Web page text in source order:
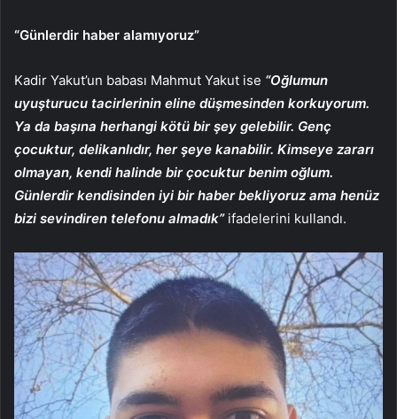
“Günlerdir haber alamıyoruz”
Kadir Yakut’un babası Mahmut Yakut ise “Oğlumun
uyuşturucu tacirlerinin eline düşmesinden korkuyorum.
Ya da başına herhangi kötü bir şey gelebilir. Genç
çocuktur, delikanlıdır, her şeye kanabilir. Kimseye zararı
olmayan, kendi halinde bir çocuktur benim oğlum.
Günlerdir kendisinden iyi bir haber bekliyoruz ama henüz
bizi sevindiren telefonu almadık”ifadelerini kullandı.